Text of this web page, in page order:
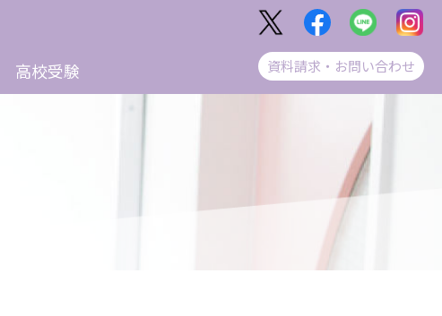
資料請求・お問い合わせ
高校受験